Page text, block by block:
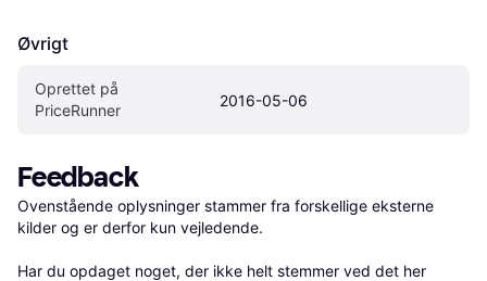
Øvrigt
Oprettet på
PriceRunner
2016-05-06
Feedback
Ovenstående oplysninger stammer fra forskellige eksterne
kilder og er derfor kun vejledende.
Har du opdaget noget, der ikke helt stemmer ved det her